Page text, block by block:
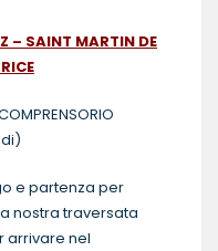
– SAINT MARTIN DE
e partenza per
nostra traversata
arrivare nel